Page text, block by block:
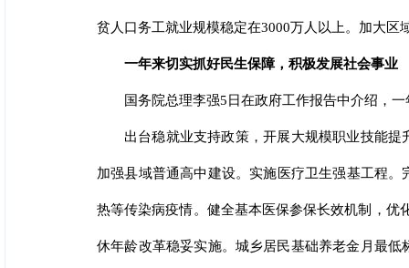
贫人口务工就业规模稳定在3000万人以上。加大
一年来切实抓好民生保障，积极发展社会事业
国务院总理李强5日在政府工作报告中介绍，
出台稳就业支持政策，开展大规模职业技能
加强县域普通高中建设。实施医疗卫生强基工程
热等传染病疫情。健全基本医保参保长效机制，
休年龄改革稳妥实施。城乡居民基础养老金月最